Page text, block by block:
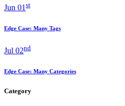
Jun 01 st
Edge Case: Many Tags
Jul 02nd
Edge Case: Many Categories
Category